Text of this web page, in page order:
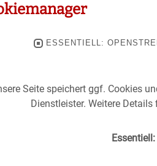
ESSENTIELL:
Seite speichert ggf. Cookies
Dienstleister. Weitere
Essentiell: